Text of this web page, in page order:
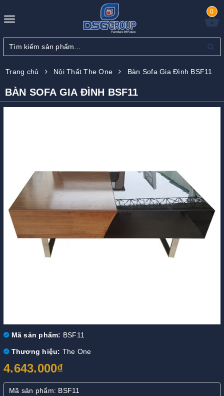
Toggle
0
Trang chủ Nội Thất The One Bàn Sofa Gia Đình BSF11
BÀN SOFA GIA ĐÌNH BSF11
Mã sản phẩm: BSF11
Thương hiệu: The One
4.643.000₫
Mã sản phẩm: BSF11